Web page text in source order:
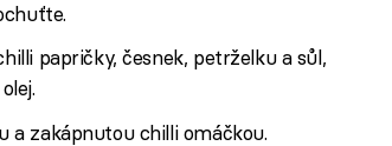
papričky, česnek, petrželku a sůl,
a zakápnutou chilli omáčkou.